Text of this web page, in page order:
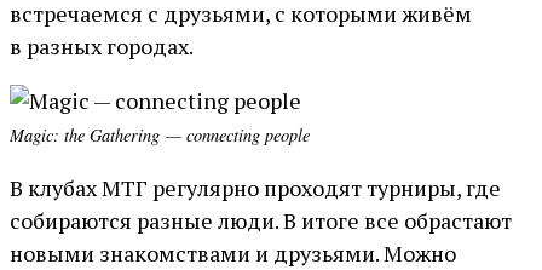
встречаемся с друзьями, с которыми живём
в разных городах.
Magic: the Gathering — connecting people
В клубах МТГ регулярно проходят турниры, где
собираются разные люди. В итоге все обрастают
новыми знакомствами и друзьями. Можно